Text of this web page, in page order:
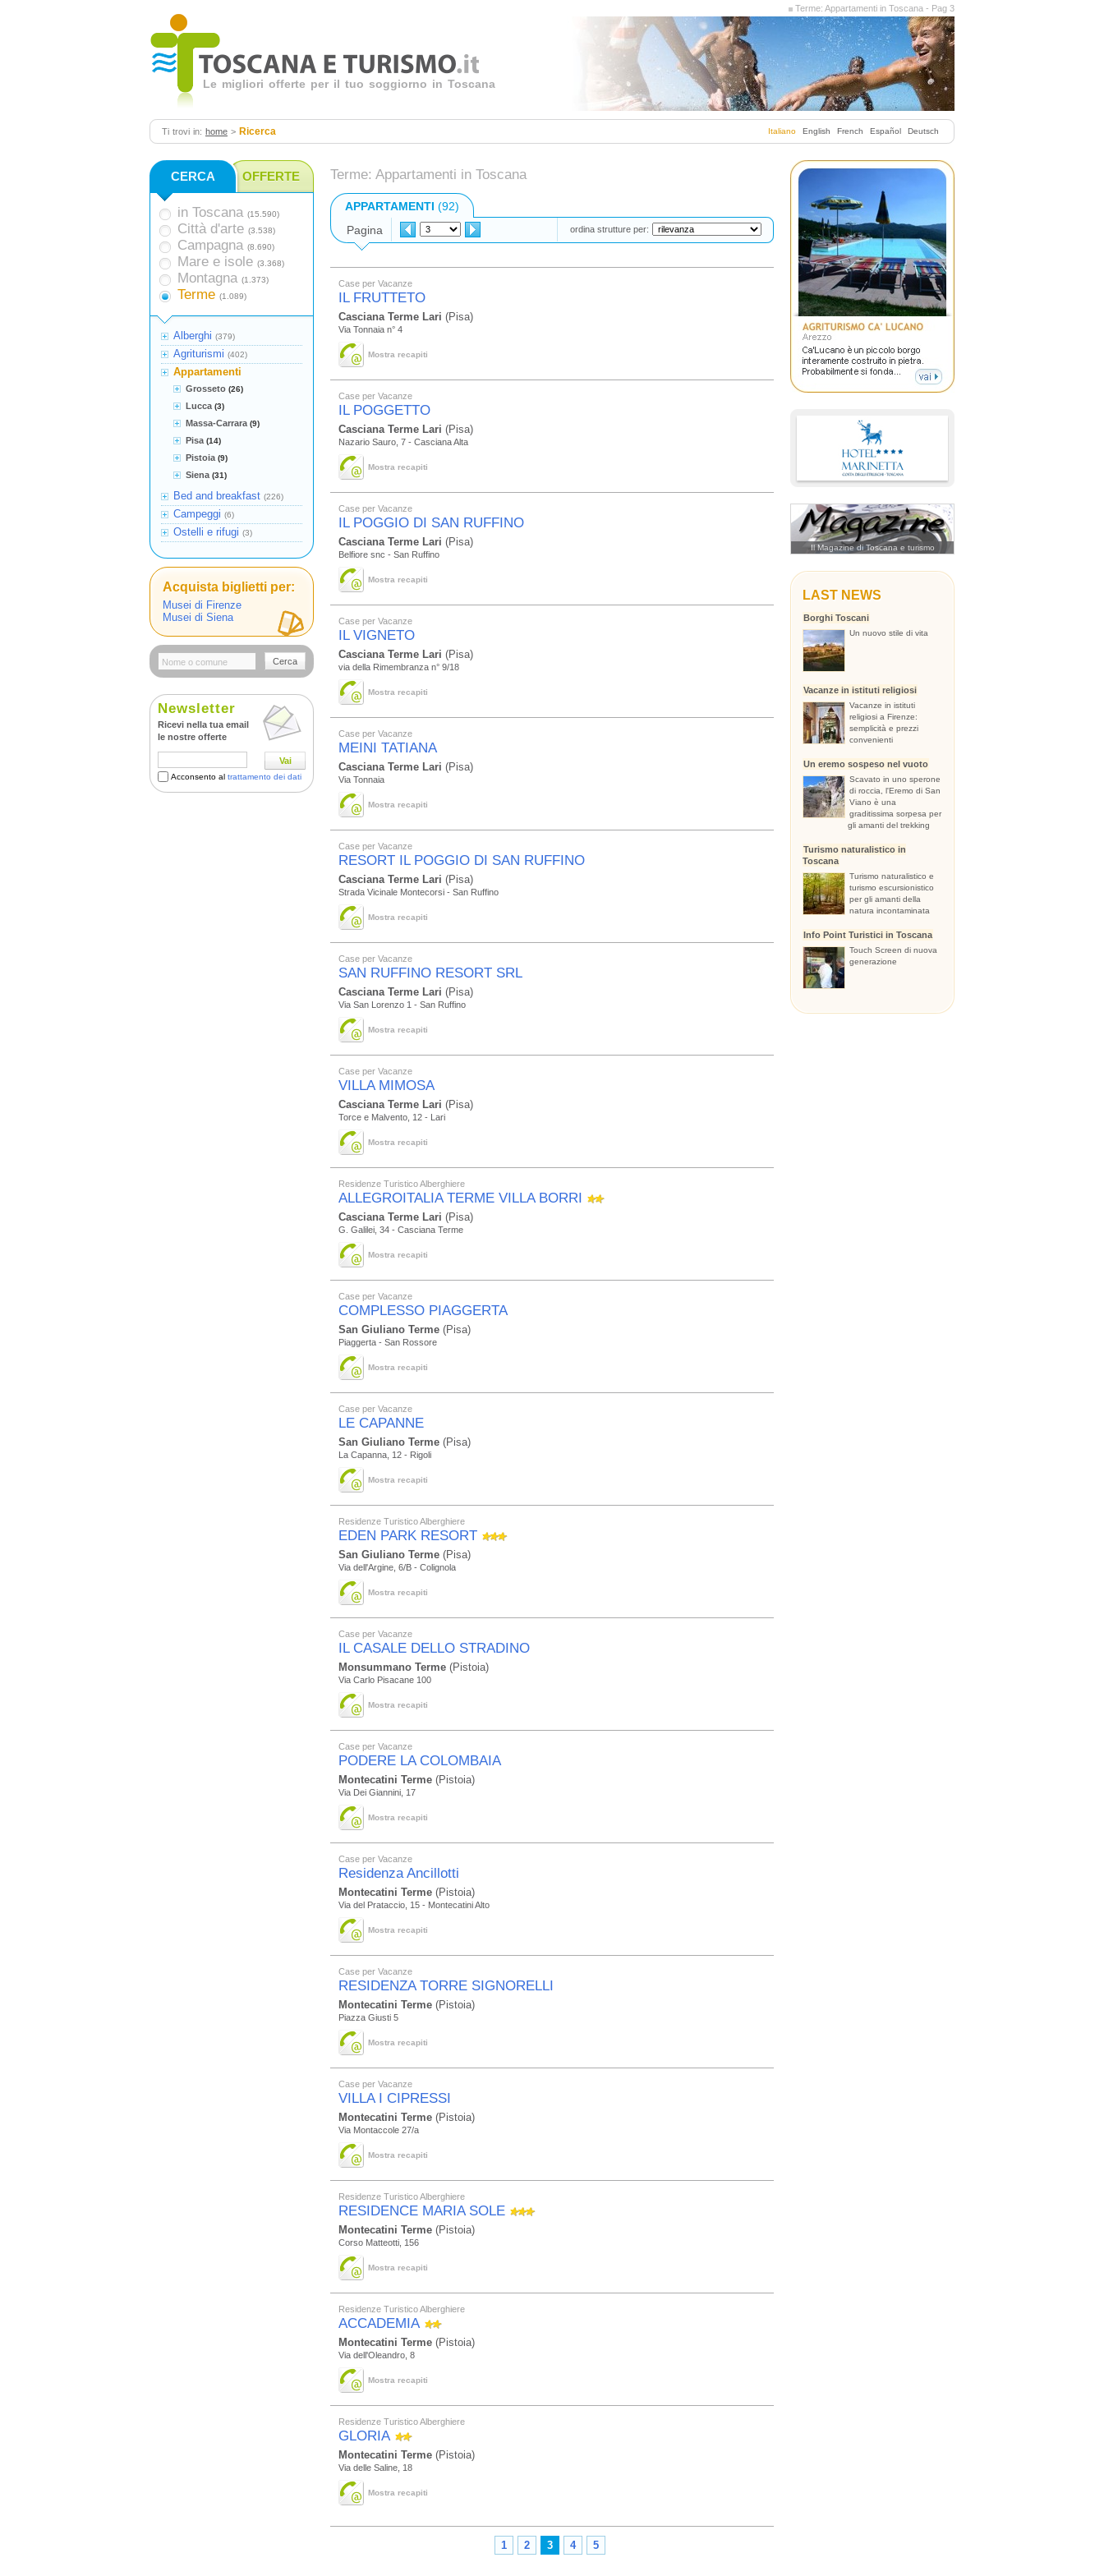
Terme: Appartamenti in Toscana - Pag 3
Le migliori offerte per il tuo soggiorno in Toscana
Italiano English French Español Deutsch
Ti trovi in: home > Ricerca
Terme: Appartamenti in Toscana
APPARTAMENTI (92)
Pagina
ordina strutture per:
Case per Vacanze
IL FRUTTETO
Casciana Terme Lari (Pisa)
Via Tonnaia n° 4
Mostra recapiti
Case per Vacanze
IL POGGETTO
Casciana Terme Lari (Pisa)
Nazario Sauro, 7 - Casciana Alta
Mostra recapiti
Case per Vacanze
IL POGGIO DI SAN RUFFINO
Casciana Terme Lari (Pisa)
Belfiore snc - San Ruffino
Mostra recapiti
Case per Vacanze
IL VIGNETO
Casciana Terme Lari (Pisa)
via della Rimembranza n° 9/18
Mostra recapiti
Case per Vacanze
MEINI TATIANA
Casciana Terme Lari (Pisa)
Via Tonnaia
Mostra recapiti
Case per Vacanze
RESORT IL POGGIO DI SAN RUFFINO
Casciana Terme Lari (Pisa)
Strada Vicinale Montecorsi - San Ruffino
Mostra recapiti
Case per Vacanze
SAN RUFFINO RESORT SRL
Casciana Terme Lari (Pisa)
Via San Lorenzo 1 - San Ruffino
Mostra recapiti
Case per Vacanze
VILLA MIMOSA
Casciana Terme Lari (Pisa)
Torce e Malvento, 12 - Lari
Mostra recapiti
Residenze Turistico Alberghiere
ALLEGROITALIA TERME VILLA BORRI
Casciana Terme Lari (Pisa)
G. Galilei, 34 - Casciana Terme
Mostra recapiti
Case per Vacanze
COMPLESSO PIAGGERTA
San Giuliano Terme (Pisa)
Piaggerta - San Rossore
Mostra recapiti
Case per Vacanze
LE CAPANNE
San Giuliano Terme (Pisa)
La Capanna, 12 - Rigoli
Mostra recapiti
Residenze Turistico Alberghiere
EDEN PARK RESORT
San Giuliano Terme (Pisa)
Via dell'Argine, 6/B - Colignola
Mostra recapiti
Case per Vacanze
IL CASALE DELLO STRADINO
Monsummano Terme (Pistoia)
Via Carlo Pisacane 100
Mostra recapiti
Case per Vacanze
PODERE LA COLOMBAIA
Montecatini Terme (Pistoia)
Via Dei Giannini, 17
Mostra recapiti
Case per Vacanze
Residenza Ancillotti
Montecatini Terme (Pistoia)
Via del Prataccio, 15 - Montecatini Alto
Mostra recapiti
Case per Vacanze
RESIDENZA TORRE SIGNORELLI
Montecatini Terme (Pistoia)
Piazza Giusti 5
Mostra recapiti
Case per Vacanze
VILLA I CIPRESSI
Montecatini Terme (Pistoia)
Via Montaccole 27/a
Mostra recapiti
Residenze Turistico Alberghiere
RESIDENCE MARIA SOLE
Montecatini Terme (Pistoia)
Corso Matteotti, 156
Mostra recapiti
Residenze Turistico Alberghiere
ACCADEMIA
Montecatini Terme (Pistoia)
Via dell'Oleandro, 8
Mostra recapiti
Residenze Turistico Alberghiere
GLORIA
Montecatini Terme (Pistoia)
Via delle Saline, 18
Mostra recapiti
1 2 3 4 5
CERCA OFFERTE
in Toscana (15.590)
Città d'arte (3.538)
Campagna (8.690)
Mare e isole (3.368)
Montagna (1.373)
Terme (1.089)
Alberghi (379)
Agriturismi (402)
Appartamenti
Grosseto (26)
Lucca (3)
Massa-Carrara (9)
Pisa (14)
Pistoia (9)
Siena (31)
Bed and breakfast (226)
Campeggi (6)
Ostelli e rifugi (3)
Acquista biglietti per:
Musei di Firenze
Musei di Siena
Cerca
Newsletter
Ricevi nella tua email
le nostre offerte
Vai
Acconsento al trattamento dei dati
Il Magazine di Toscana e turismo
LAST NEWS
Borghi Toscani
Un nuovo stile di vita
Vacanze in istituti religiosi
Vacanze in istituti
religiosi a Firenze:
semplicità e prezzi
convenienti
Un eremo sospeso nel vuoto
Scavato in uno sperone
di roccia, l'Eremo di San
Viano è una
graditissima sorpesa per
gli amanti del trekking
Turismo naturalistico in
Toscana
Turismo naturalistico e
turismo escursionistico
per gli amanti della
natura incontaminata
Info Point Turistici in Toscana
Touch Screen di nuova
generazione